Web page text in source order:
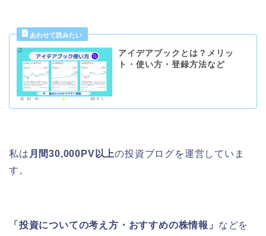
アイデアブックとは？メリッ
ト・使い方・登録方法など
私は 月間30,000PV以上の投資ブログを運営していま
す。
「投資についての考え方・おすすめの株情報」 などを